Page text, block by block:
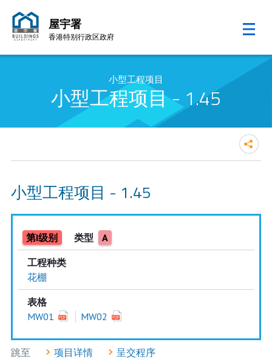
屋宇署
香港特别行政区政府
小型工程项目
小型工程项目 - 1.45
小型工程项目 - 1.45
第I级别 类型 A
工程种类
花棚
表格
MW01
MW02
跳至 项目详情 呈交程序